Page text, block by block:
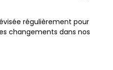
régulièrement pour
changements dans nos